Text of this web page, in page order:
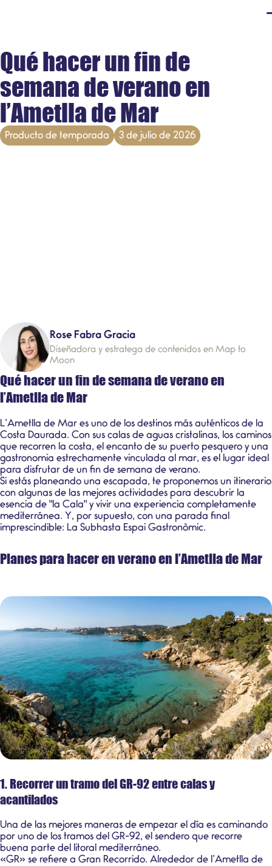
Qué hacer un fin de
semana de verano en
l’Ametlla de Mar
Producto de temporada 3 de julio de 2026
Rose Fabra Gracia
Diseñadora y estratega de contenidos en Map to
Moon
Qué hacer un fin de semana de verano en
l’Ametlla de Mar
L’Ametlla de Mar es uno de los destinos más auténticos de la
Costa Daurada. Con sus calas de aguas cristalinas, los caminos
que recorren la costa, el encanto de su puerto pesquero y una
gastronomia estrechamente vinculada al mar, es el lugar ideal
para disfrutar de un fin de semana de verano.
Si estás planeando una escapada, te proponemos un itinerario
con algunas de las mejores actividades para descubrir la
esencia de "la Cala" y vivir una experiencia completamente
mediterránea. Y, por supuesto, con una parada final
imprescindible: La Subhasta Espai Gastronòmic.
Planes para hacer en verano en l’Ametlla de Mar
1. Recorrer un tramo del GR-92 entre calas y
acantilados
Una de las mejores maneras de empezar el día es caminando
por uno de los tramos del GR-92, el sendero que recorre
buena parte del litoral mediterráneo.
«GR» se refiere a Gran Recorrido. Alrededor de l’Ametlla de